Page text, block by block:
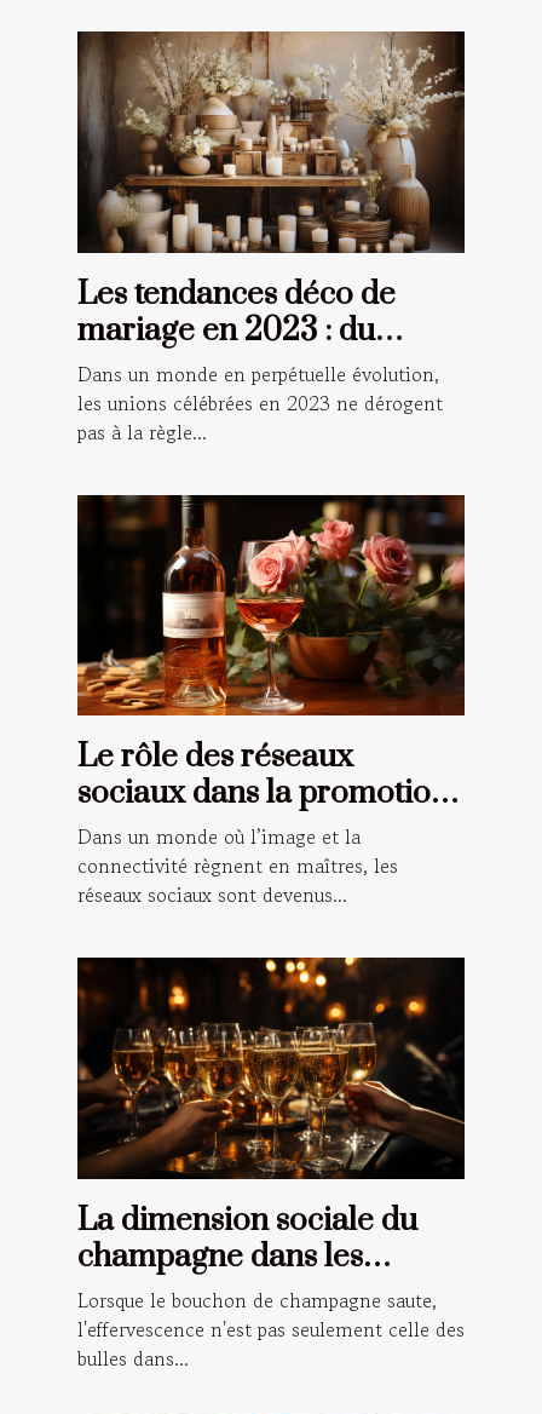
Les tendances déco de
mariage en 2023 : du
champêtre au numérique
Dans un monde en perpétuelle évolution,
les unions célébrées en 2023 ne dérogent
pas à la règle...
Le rôle des réseaux
sociaux dans la promotion
du vin rosé
Dans un monde où l’image et la
connectivité règnent en maîtres, les
réseaux sociaux sont devenus...
La dimension sociale du
champagne dans les
célébrations et les rituels
Lorsque le bouchon de champagne saute,
l'effervescence n'est pas seulement celle des
bulles dans...